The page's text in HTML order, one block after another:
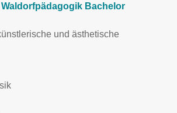
Bachelor
und ästhetische